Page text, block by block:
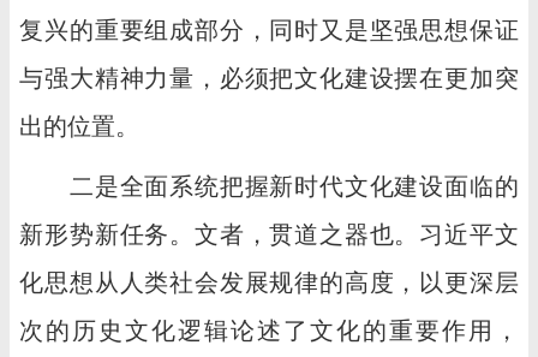
复兴的重要组成部分，同时又是坚强思想保证
与强大精神力量，必须把文化建设摆在更加突
出的位置。
二是全面系统把握新时代文化建设面临的
新形势新任务。文者，贯道之器也。习近平文
化思想从人类社会发展规律的高度，以更深层
次的历史文化逻辑论述了文化的重要作用，